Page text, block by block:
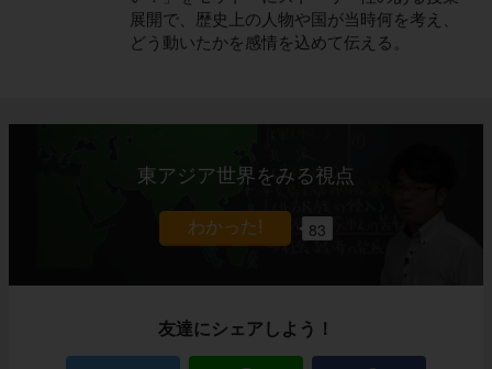
展開で、歴史上の人物や国が当時何を考え、
どう動いたかを感情を込めて伝える。
東アジア世界をみる視点
83
友達にシェアしよう！